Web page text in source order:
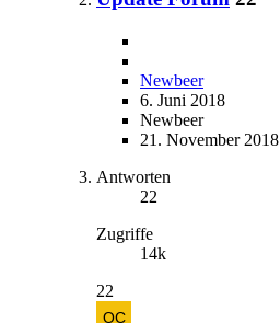
Newbeer
6. Juni 2018
Newbeer
21. November 2018
Antworten
22
Zugriffe
14k
22